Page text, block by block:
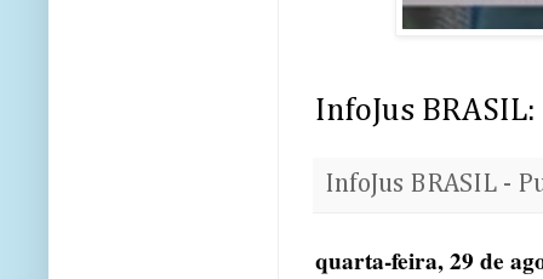
InfoJus
InfoJus BRASIL -
quarta-feira, 29 de